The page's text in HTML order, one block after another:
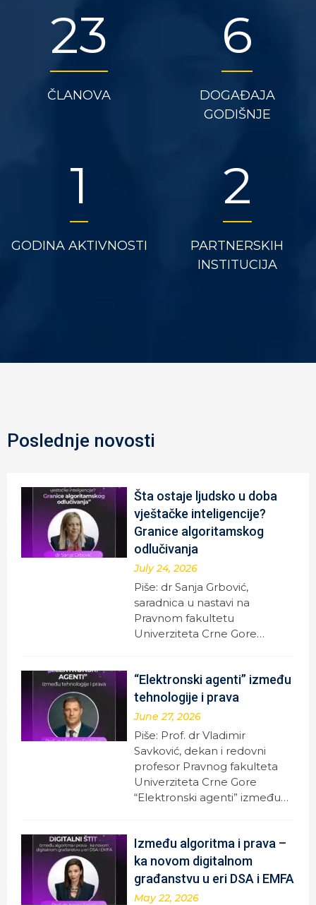
29
ČLANOVA
8
DOGAĐAJA
GODIŠNJE
1
GODINA AKTIVNOSTI
3
PARTNERSKIH
INSTITUCIJA
Poslednje novosti
Šta ostaje ljudsko u doba
vještačke inteligencije?
Granice algoritamskog
odlučivanja
July 24, 2026
Piše: dr Sanja Grbović,
saradnica u nastavi na
Pravnom fakultetu
Univerziteta Crne Gore…
“Elektronski agenti” između
tehnologije i prava
June 27, 2026
Piše: Prof. dr Vladimir
Savković, dekan i redovni
profesor Pravnog fakulteta
Univerziteta Crne Gore
“Elektronski agenti” između…
Između algoritma i prava –
ka novom digitalnom
građanstvu u eri DSA i EMFA
May 22, 2026